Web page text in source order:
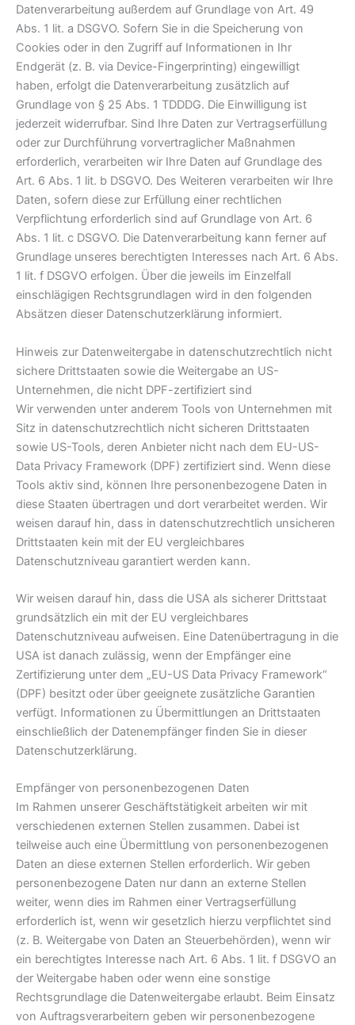
Datenverarbeitung außerdem auf Grundlage von Art. 49
Abs. 1 lit. a DSGVO. Sofern Sie in die Speicherung von
Cookies oder in den Zugriff auf Informationen in Ihr
Endgerät (z. B. via Device-Fingerprinting) eingewilligt
haben, erfolgt die Datenverarbeitung zusätzlich auf
Grundlage von § 25 Abs. 1 TDDDG. Die Einwilligung ist
jederzeit widerrufbar. Sind Ihre Daten zur Vertragserfüllung
oder zur Durchführung vorvertraglicher Maßnahmen
erforderlich, verarbeiten wir Ihre Daten auf Grundlage des
Art. 6 Abs. 1 lit. b DSGVO. Des Weiteren verarbeiten wir Ihre
Daten, sofern diese zur Erfüllung einer rechtlichen
Verpflichtung erforderlich sind auf Grundlage von Art. 6
Abs. 1 lit. c DSGVO. Die Datenverarbeitung kann ferner auf
Grundlage unseres berechtigten Interesses nach Art. 6 Abs.
1 lit. f DSGVO erfolgen. Über die jeweils im Einzelfall
einschlägigen Rechtsgrundlagen wird in den folgenden
Absätzen dieser Datenschutzerklärung informiert.
Hinweis zur Datenweitergabe in datenschutzrechtlich nicht
sichere Drittstaaten sowie die Weitergabe an US-
Unternehmen, die nicht DPF-zertifiziert sind
Wir verwenden unter anderem Tools von Unternehmen mit
Sitz in datenschutzrechtlich nicht sicheren Drittstaaten
sowie US-Tools, deren Anbieter nicht nach dem EU-US-
Data Privacy Framework (DPF) zertifiziert sind. Wenn diese
Tools aktiv sind, können Ihre personenbezogene Daten in
diese Staaten übertragen und dort verarbeitet werden. Wir
weisen darauf hin, dass in datenschutzrechtlich unsicheren
Drittstaaten kein mit der EU vergleichbares
Datenschutzniveau garantiert werden kann.
Wir weisen darauf hin, dass die USA als sicherer Drittstaat
grundsätzlich ein mit der EU vergleichbares
Datenschutzniveau aufweisen. Eine Datenübertragung in die
USA ist danach zulässig, wenn der Empfänger eine
Zertifizierung unter dem „EU-US Data Privacy Framework“
(DPF) besitzt oder über geeignete zusätzliche Garantien
verfügt. Informationen zu Übermittlungen an Drittstaaten
einschließlich der Datenempfänger finden Sie in dieser
Datenschutzerklärung.
Empfänger von personenbezogenen Daten
Im Rahmen unserer Geschäftstätigkeit arbeiten wir mit
verschiedenen externen Stellen zusammen. Dabei ist
teilweise auch eine Übermittlung von personenbezogenen
Daten an diese externen Stellen erforderlich. Wir geben
personenbezogene Daten nur dann an externe Stellen
weiter, wenn dies im Rahmen einer Vertragserfüllung
erforderlich ist, wenn wir gesetzlich hierzu verpflichtet sind
(z. B. Weitergabe von Daten an Steuerbehörden), wenn wir
ein berechtigtes Interesse nach Art. 6 Abs. 1 lit. f DSGVO an
der Weitergabe haben oder wenn eine sonstige
Rechtsgrundlage die Datenweitergabe erlaubt. Beim Einsatz
von Auftragsverarbeitern geben wir personenbezogene